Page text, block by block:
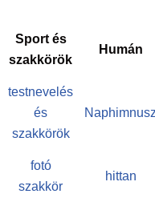
Sport és
szakkörök
Humán
testnevelés
és
szakkörök
fotó
szakkör
hittan